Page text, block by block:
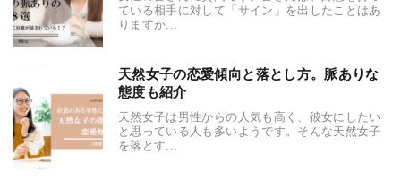
ている相手に対して「サイン」を出したことはあ
りますか...
天然女子の恋愛傾向と落とし方。脈ありな
態度も紹介
天然女子は男性からの人気も高く、彼女にしたい
と思っている人も多いようです。そんな天然女子
を落とす...